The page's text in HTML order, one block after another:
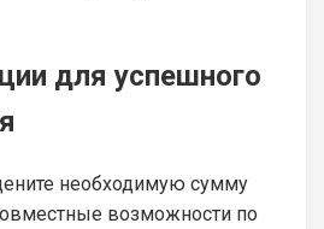
для успешного
необходимую сумму
возможности по